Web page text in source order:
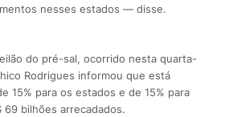
nesses estados — disse.
do pré-sal, ocorrido nesta quarta-
Rodrigues informou que está
15% para os estados e de 15% para
69 bilhões arrecadados.